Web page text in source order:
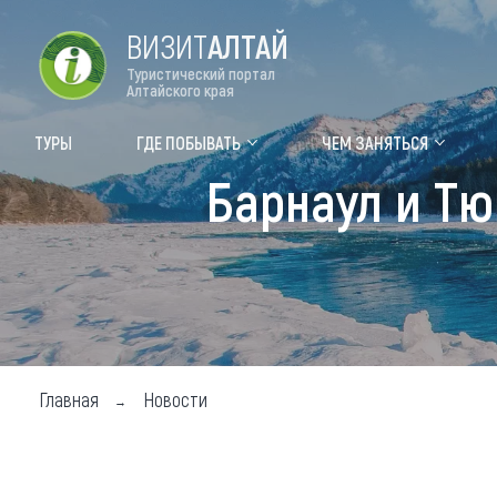
Туры Где
ВИЗИТАЛТАЙ
Туристический портал
Алтайского края
ТУРЫ ГДЕ ПОБЫВАТЬ ЧЕМ ЗАНЯТЬСЯ
Барнаул и
Главная Новости